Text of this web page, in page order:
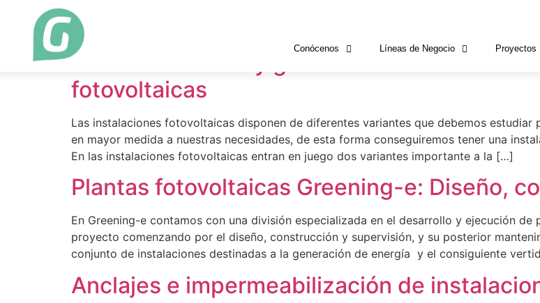
Conócenos Líneas de Negocio Proyectos
Etiqueta:
Almacenamiento y gestión de excedentes
fotovoltaicas
Las instalaciones fotovoltaicas disponen de diferentes variantes que debemos
en mayor medida a nuestras necesidades, de esta forma conseguiremos tener una
En las instalaciones fotovoltaicas entran en juego dos variantes importante a la […]
Plantas fotovoltaicas Greening-e: Diseño,
En Greening-e contamos con una división especializada en el desarrollo y ejecución
proyecto comenzando por el diseño, construcción y supervisión, y su posterior
conjunto de instalaciones destinadas a la generación de energía y el consiguiente
Anclajes e impermeabilización de